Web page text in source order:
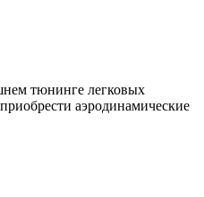
тюнинге легковых
аэродинамические